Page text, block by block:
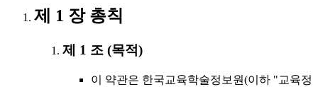
제 1 장 총칙
제 1 조 (목적)
이 약관은 한국교육학술정보원(이하 "교육정